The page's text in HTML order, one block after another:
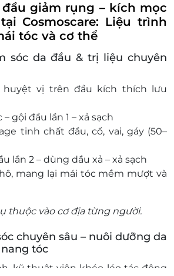
đầu giảm rụng – kích mọc
Cosmoscare: Liệu trình
tóc và cơ thể
sóc da đầu & trị liệu chuyên
huyệt vị trên đầu kích thích lưu
– gội đầu lần 1 – xả sạch
tinh chất đầu, cổ, vai, gáy (50–
lần 2 – dùng dầu xả – xả sạch
mang lại mái tóc mềm mượt và
thuộc vào cơ địa từng người.
chuyên sâu – nuôi dưỡng da
tóc
kỹ thuật viên khéo léo tác động